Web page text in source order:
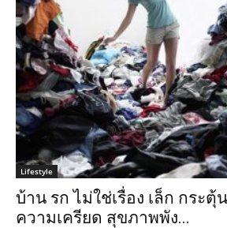
Lifestyle
บ้าน รก ไม่ใช่เรื่อง เล็ก กระตุ้
ความเครียด สุขภาพพัง...